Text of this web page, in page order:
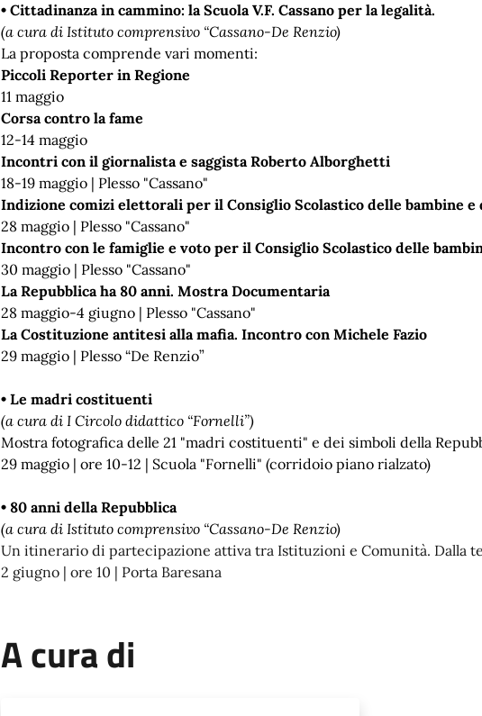
• Cittadinanza in cammino: la Scuola V.F. Cassano per la legalità.
(a cura di Istituto comprensivo “Cassano-De Renzio)
La proposta comprende vari momenti:
Piccoli Reporter in Regione
11 maggio
Corsa contro la fame
12-14 maggio
Incontri con il giornalista e saggista Roberto Alborghetti
18-19 maggio | Plesso "Cassano"
Indizione comizi elettorali per il Consiglio Scolastico delle bambine e
28 maggio | Plesso "Cassano"
Incontro con le famiglie e voto per il Consiglio Scolastico delle
30 maggio | Plesso "Cassano"
La Repubblica ha 80 anni. Mostra Documentaria
28 maggio-4 giugno | Plesso "Cassano"
La Costituzione antitesi alla mafia. Incontro con Michele Fazio
29 maggio | Plesso “De Renzio”
• Le madri costituenti
(a cura di I Circolo didattico “Fornelli”)
Mostra fotografica delle 21 "madri costituenti" e dei simboli della
29 maggio | ore 10-12 | Scuola "Fornelli" (corridoio piano rialzato)
• 80 anni della Repubblica
(a cura di Istituto comprensivo “Cassano-De Renzio)
Un itinerario di partecipazione attiva tra Istituzioni e Comunità. Dalla
2 giugno | ore 10 | Porta Baresana
A cura di